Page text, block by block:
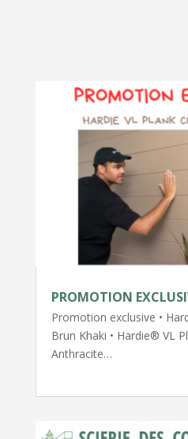
PROMOTION
Promotion exclusive •
Brun Khaki • Hardie® VL
Anthracite…